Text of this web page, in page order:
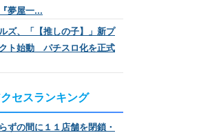
夢屋一...
ズ、「【推しの子】」新プ
ト始動 パチスロ化を正式
セスランキング
ずの間に１１店舗を閉鎖・